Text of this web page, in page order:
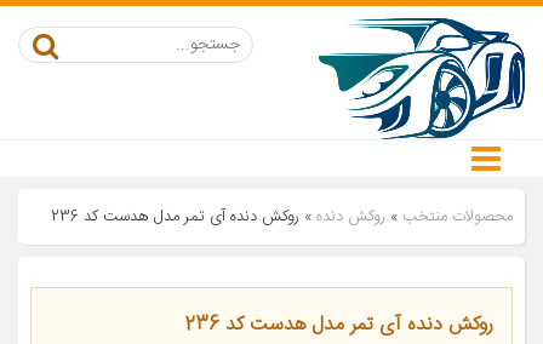
محصولات منتخب » روکش دنده» روکش دنده آی تمر مدل هدست کد 236
روکش دنده آی تمر مدل هدست کد 236